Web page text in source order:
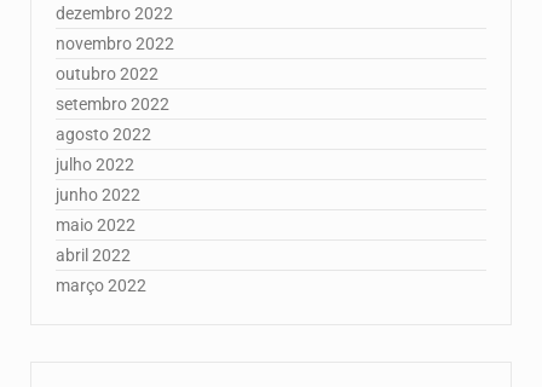
dezembro 2022
novembro 2022
outubro 2022
setembro 2022
agosto 2022
julho 2022
junho 2022
maio 2022
abril 2022
março 2022